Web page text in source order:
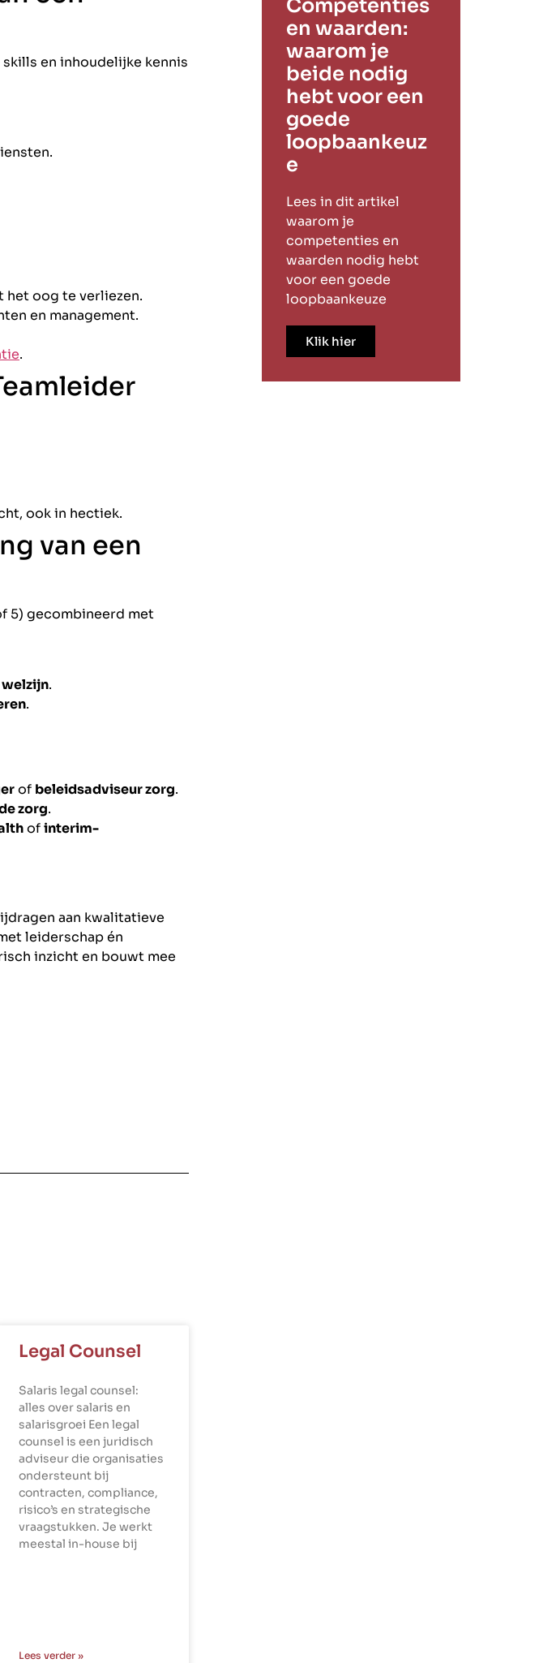
en inhoudelijke kennis
het oog te verliezen.
en management.
.
ook in hectiek.
van een
5) gecombineerd met
.
.
of beleidsadviseur zorg.
zorg.
ofinterim-
aan kwalitatieve
leiderschap én
inzicht en bouwt mee
Legal Counsel
Salaris legal counsel:
alles over salaris en
salarisgroei Een legal
counsel is een juridisch
adviseur die organisaties
ondersteunt bij
contracten, compliance,
risico’s en strategische
vraagstukken. Je werkt
meestal in-house bij
Lees verder »
Competenties
en waarden:
waarom je
beide nodig
hebt voor een
goede
loopbaankeuz
e
Lees in dit artikel
waarom je
competenties en
waarden nodig hebt
voor een goede
loopbaankeuze
Klik hier